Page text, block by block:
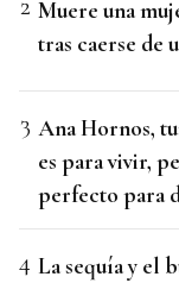
Muere una
tras caerse de
Ana Hornos,
es para vivir,
perfecto para
La sequía y el